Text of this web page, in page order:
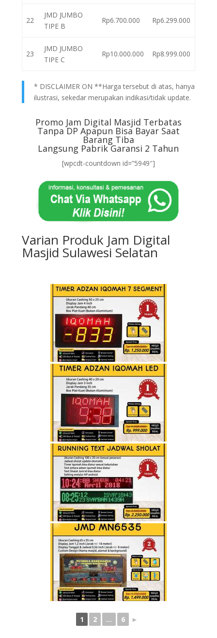
22
JMD JUMBO
TIPE B
Rp6.700.000 Rp6.299.000
23
JMD JUMBO
TIPE C
Rp10.000.000 Rp8.999.000
* DISCLAIMER ON **Harga tersebut di atas, hanya
ilustrasi, sekedar merupakan indikasi/tidak update.
Promo Jam Digital Masjid Terbatas
Tanpa DP Apapun Bisa Bayar Saat
Barang Tiba
Langsung Pabrik Garansi 2 Tahun
[wpcdt-countdown id=”5949″]
Varian Produk Jam Digital
Masjid Sulawesi Selatan
1 2 ... 6 ►